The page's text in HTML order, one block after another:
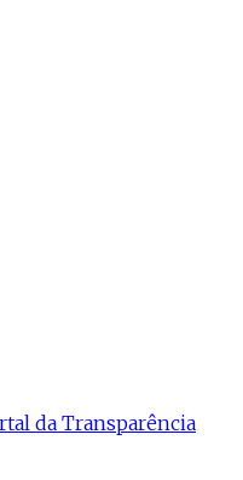
da Transparência